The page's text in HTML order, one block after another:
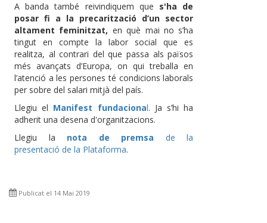
A banda també reivindiquem que s'ha de
posar fi a la precarització d’un sector
altament feminitzat, en què mai no s’ha
tingut en compte la labor social que es
realitza, al contrari del que passa als països
més avançats d’Europa, on qui treballa en
l’atenció a les persones té condicions laborals
per sobre del salari mitjà del país.
Llegiu el Manifest fundacional. Ja s’hi ha
adherit una desena d'organitzacions.
Llegiu la nota de premsa de la
presentació de la Plataforma.
Publicat el 14 Mai 2019